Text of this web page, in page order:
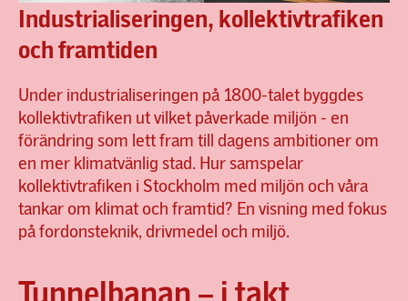
Industrialiseringen, kollektivtrafiken
och framtiden
Under industrialiseringen på 1800-talet byggdes
kollektivtrafiken ut vilket påverkade miljön - en
förändring som lett fram till dagens ambitioner om
en mer klimatvänlig stad. Hur samspelar
kollektivtrafiken i Stockholm med miljön och våra
tankar om klimat och framtid? En visning med fokus
på fordonsteknik, drivmedel och miljö.